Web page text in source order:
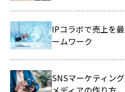
IPコラボで売上を
ームワーク
SNSマーケティン